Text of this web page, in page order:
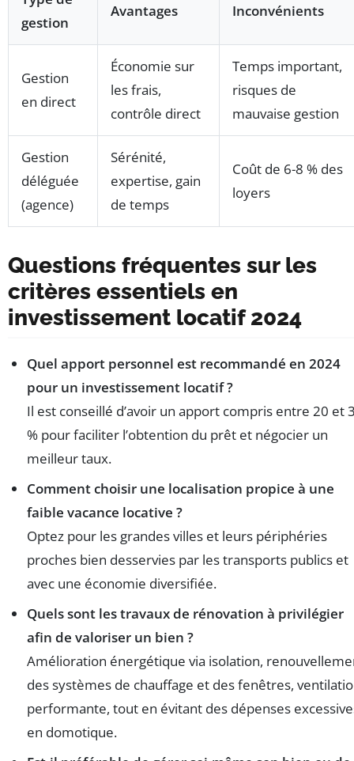
gestion
Avantages Inconvénients
Gestion
en direct
Économie sur
les frais,
contrôle direct
Temps important,
risques de
mauvaise gestion
Gestion
déléguée
(agence)
Sérénité,
expertise, gain
de temps
Coût de 6-8 % des
loyers
Questions fréquentes sur les
critères essentiels en
investissement locatif 2024
Quel apport personnel est recommandé en 2024
pour un investissement locatif ?
Il est conseillé d’avoir un apport compris entre 20 et
% pour faciliter l’obtention du prêt et négocier un
meilleur taux.
Comment choisir une localisation propice à une
faible vacance locative ?
Optez pour les grandes villes et leurs périphéries
proches bien desservies par les transports publics et
avec une économie diversifiée.
Quels sont les travaux de rénovation à privilégier
afin de valoriser un bien ?
Amélioration énergétique via isolation,
des systèmes de chauffage et des fenêtres,
performante, tout en évitant des dépenses
en domotique.